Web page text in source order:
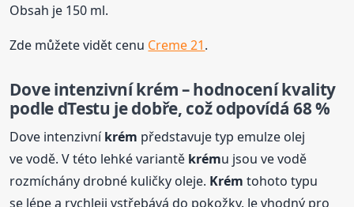
Obsah je 150 ml.
Zde můžete vidět cenu Creme 21.
Dove intenzivníkrém– hodnocení kvality
podle dTestu je dobře, což odpovídá 68 %
Dove intenzivníkrém představuje typ emulze olej
ve vodě. V této lehké variantě krému jsou ve vodě
rozmíchány drobné kuličky oleje. Krém tohoto typu
se lépe a rychleji vstřebává do pokožky. Je vhodný pro